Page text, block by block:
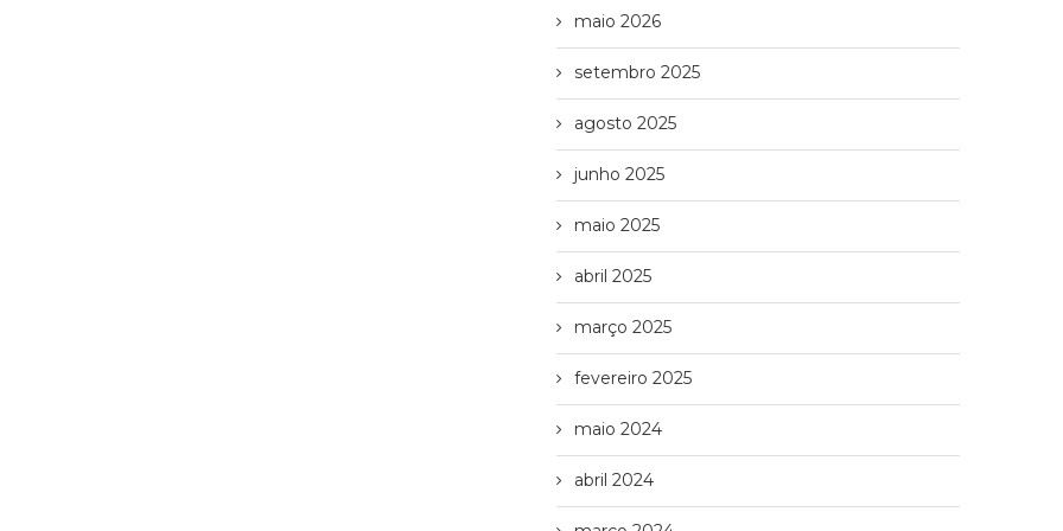
maio 2026
setembro 2025
agosto 2025
junho 2025
maio 2025
abril 2025
março 2025
fevereiro 2025
maio 2024
abril 2024